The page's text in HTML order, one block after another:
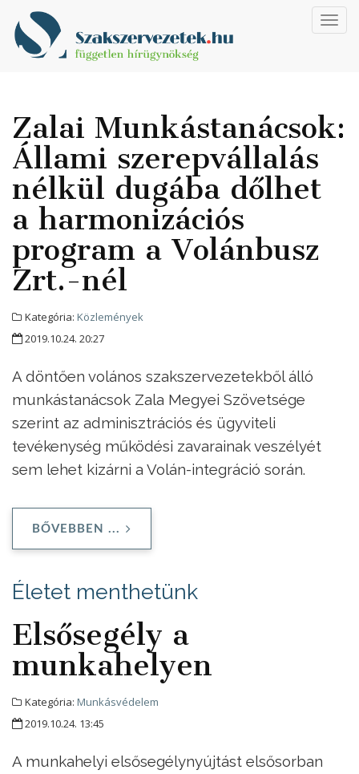
Zalai Munkástanácsok:
Állami szerepvállalás
nélkül dugába dőlhet
a harmonizációs
program a Volánbusz
Zrt.-nél
Kategória: Közlemények
2019.10.24. 20:27
A döntően volános szakszervezetekből álló
munkástanácsok Zala Megyei Szövetsége
szerint az adminisztrációs és ügyviteli
tevékenység működési zavarainak veszélyét
sem lehet kizárni a Volán-integráció során.
BŐVEBBEN ...
Életet menthetünk
Elsősegély a
munkahelyen
Kategória: Munkásvédelem
2019.10.24. 13:45
A munkahelyi elsősegélynyújtást elsősorban